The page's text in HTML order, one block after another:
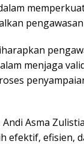
menjaga
Asma
efektif, efisien,